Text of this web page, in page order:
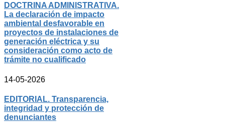
DOCTRINA ADMINISTRATIVA.
La declaración de impacto
ambiental desfavorable en
proyectos de instalaciones de
generación eléctrica y su
consideración como acto de
trámite no cualificado
14-05-2026
EDITORIAL. Transparencia,
integridad y protección de
denunciantes